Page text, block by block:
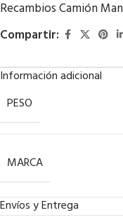
Recambios Camión Man
Compartir:
Información adicional
PESO
MARCA
Envíos y Entrega